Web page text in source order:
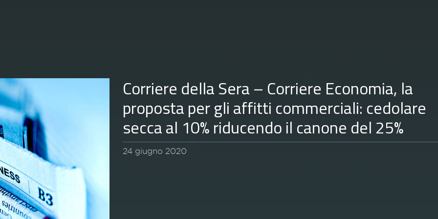
Corriere della Sera – Corriere Economia, la
proposta per gli affitti commerciali: cedolare
secca al 10% riducendo il canone del 25%
24 giugno 2020